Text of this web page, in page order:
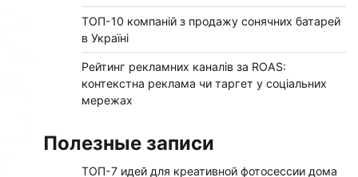
ТОП-10 компаній з продажу сонячних батарей
в Україні
Рейтинг рекламних каналів за ROAS:
контекстна реклама чи таргет у соціальних
мережах
Полезные записи
ТОП-7 идей для креативной фотосессии дома